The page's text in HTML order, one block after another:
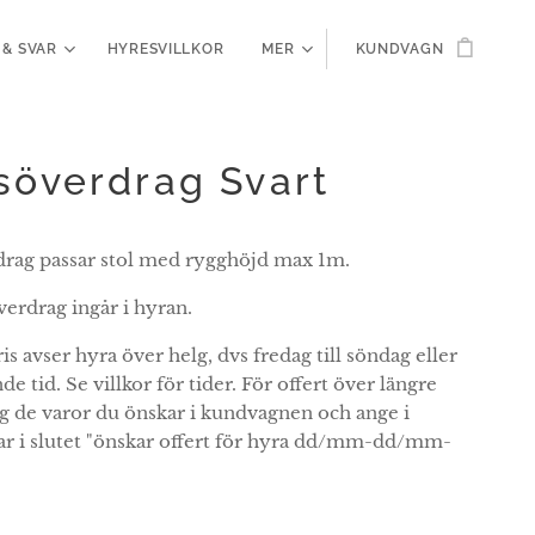
SVAR HYRESVILLKOR MER KUNDVAGN
Svart
passar stol med rygghöjd max 1m.
ingår i hyran.
avser hyra över helg, dvs fredag till söndag eller
tid. Se villkor för tider. För offert över längre
de varor du önskar i kundvagnen och ange i
i slutet "önskar offert för hyra dd/mm-dd/mm-